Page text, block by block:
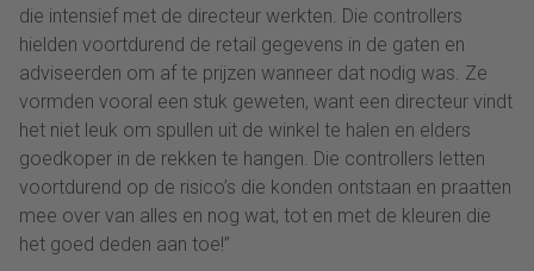
die intensief met de directeur werkten. Die controllers
hielden voortdurend de retail gegevens in de gaten en
adviseerden om af te prijzen wanneer dat nodig was. Ze
vormden vooral een stuk geweten, want een directeur vindt
het niet leuk om spullen uit de winkel te halen en elders
goedkoper in de rekken te hangen. Die controllers letten
voortdurend op de risico’s die konden ontstaan en praatten
mee over van alles en nog wat, tot en met de kleuren die
het goed deden aan toe!”